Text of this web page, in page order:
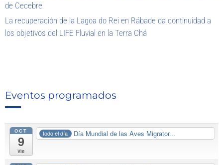
de Cecebre
La recuperación de la Lagoa do Rei en Rábade da continuidad a
los objetivos del LIFE Fluvial en la Terra Chá
Eventos programados
OCT
9
Vie
todo el día Día Mundial de las Aves Migrator...